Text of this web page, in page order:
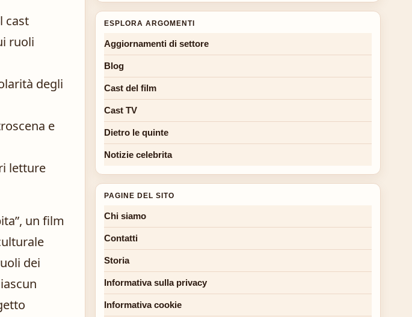
cast
ruoli
degli
e
letture
un film
dei
ESPLORA ARGOMENTI
Aggiornamenti di settore
Blog
Cast del film
Cast TV
Dietro le quinte
Notizie celebrita
PAGINE DEL SITO
Chi siamo
Contatti
Storia
Informativa sulla privacy
Informativa cookie